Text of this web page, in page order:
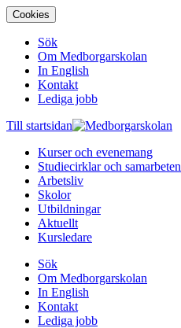
Cookies
Sök
Om Medborgarskolan
In English
Kontakt
Lediga jobb
Till startsidan
Kurser och evenemang
Studiecirklar och samarbeten
Arbetsliv
Skolor
Utbildningar
Aktuellt
Kursledare
Sök
Om Medborgarskolan
In English
Kontakt
Lediga jobb